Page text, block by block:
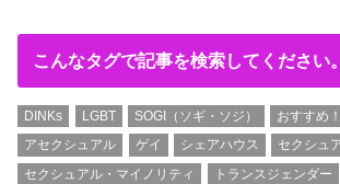
こんなタグで記事を検索してください。
DINKs LGBT SOGI（ソギ・ソジ） おすすめ！
アセクシュアル
ゲイ シェアハウス
セクシュ
セクシュアル・マイノリティ
トランスジェンダー